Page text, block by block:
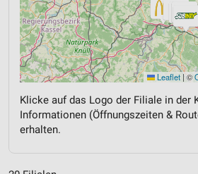
Leaflet | ©
Klicke auf das Logo der Filiale in der
Informationen (Öffnungszeiten &
erhalten.